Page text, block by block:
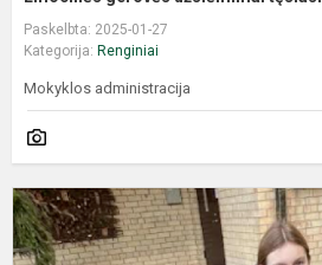
Paskelbta: 2025-01-27
Kategorija: Renginiai
Mokyklos administracija